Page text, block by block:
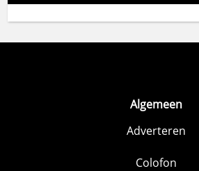
Algemeen
Adverteren
Colofon